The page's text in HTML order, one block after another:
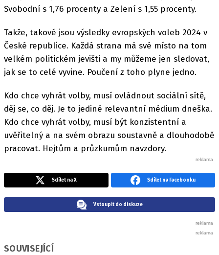
Svobodní s 1,76 procenty a Zelení s 1,55 procenty.
Takže, takové jsou výsledky evropských voleb 2024 v
České republice. Každá strana má své místo na tom
velkém politickém jevišti a my můžeme jen sledovat,
jak se to celé vyvine. Poučení z toho plyne jedno.
Kdo chce vyhrát volby, musí ovládnout sociální sítě,
děj se, co děj. Je to jediné relevantní médium dneška.
Kdo chce vyhrát volby, musí být konzistentní a
uvěřitelný a na svém obrazu soustavně a dlouhodobě
pracovat. Hejtům a průzkumům navzdory.
Sdílet na X Sdílet na Facebooku
Vstoupit do diskuze
SOUVISEJÍCÍ